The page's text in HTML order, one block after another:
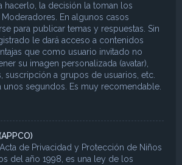
hacerlo, la decisión la toman los
En algunos casos
para publicar temas y respuestas. Sin
le dará acceso a contenidos
que como usuario invitado no
su imagen personalizada (avatar),
suscripción a grupos de usuarios, etc.
unos segundos. Es muy recomendable.
Acta de Privacidad y Protección de Niños
del año 1998, es una ley de los